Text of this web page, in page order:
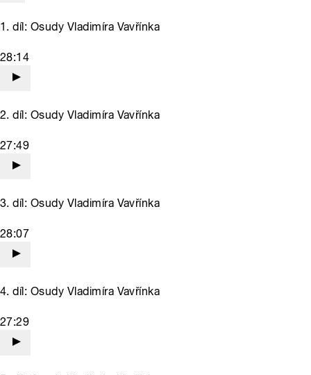
1. díl: Osudy Vladimíra Vavřínka
28:14
2. díl: Osudy Vladimíra Vavřínka
27:49
3. díl: Osudy Vladimíra Vavřínka
28:07
4. díl: Osudy Vladimíra Vavřínka
27:29